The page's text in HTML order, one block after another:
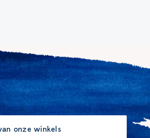
onze winkels